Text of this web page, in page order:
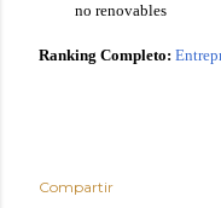
no renovables
Ranking Completo:
Compartir